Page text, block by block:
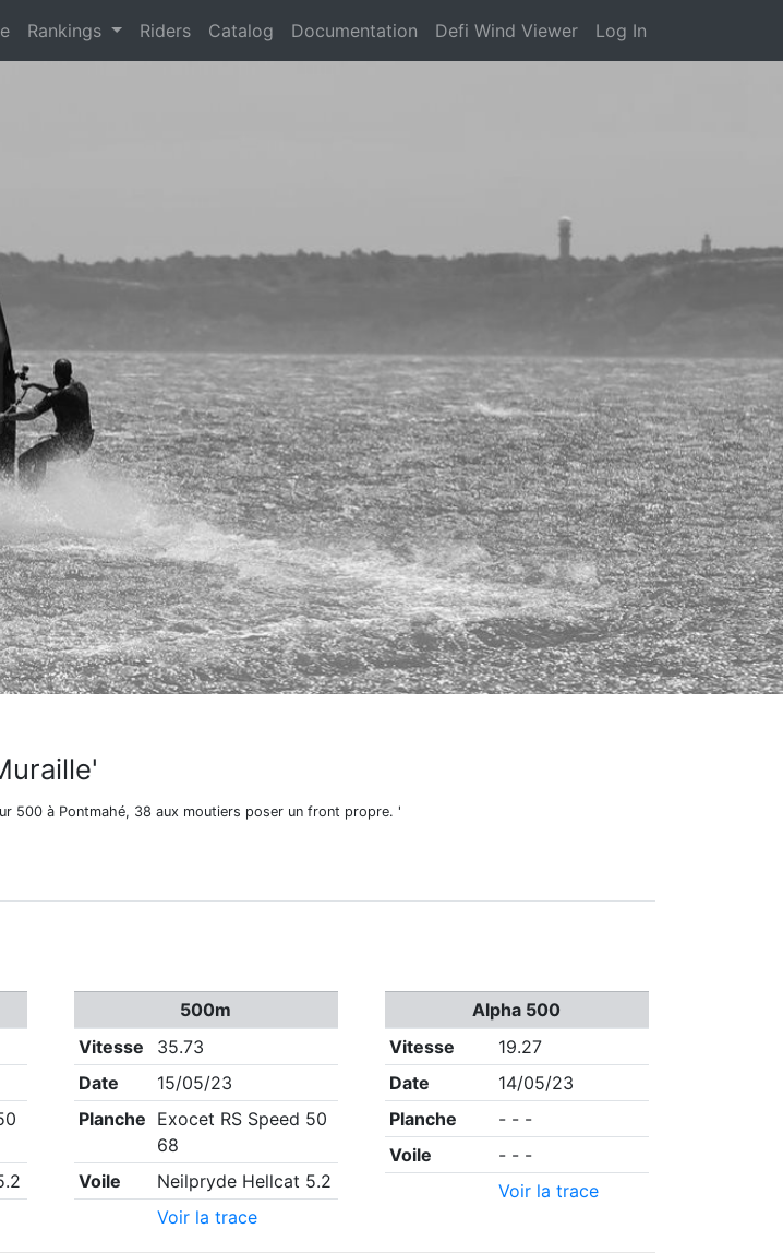
(current)
Rankings Riders Catalog Documentation Defi Wind Viewer Log In
500 à Pontmahé, 38 aux moutiers poser un front propre. '
500m
Vitesse
35.73
Date
15/05/23
Planche Exocet RS Speed 50
68
Voile
Neilpryde Hellcat 5.2
Voir la trace
Alpha 500
Vitesse
19.27
Date
14/05/23
Planche
- - -
Voile
- - -
Voir la trace